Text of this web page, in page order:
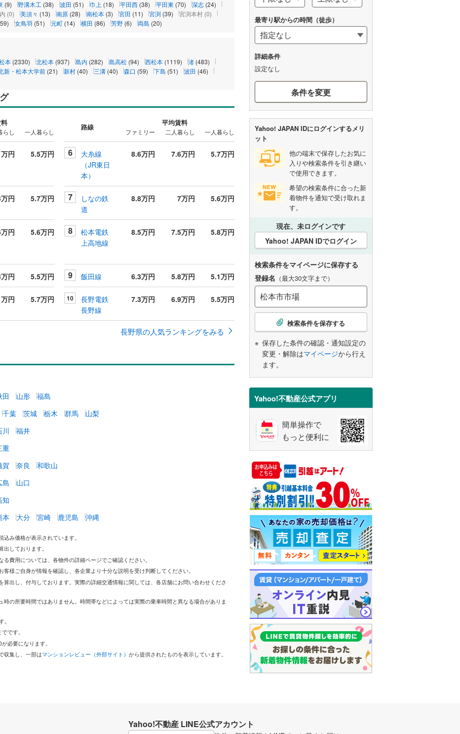
(9) 野溝木工 (38) 波田 (51) 巾上 (18) 平田西 (38) 平田東 (70) 深志 (24)
(0) 美須々 (13) 南原 (28) 南松本 (3) 宮田 (11) 宮渕 (39) 宮渕本村 (0)
女鳥羽 (51) 元町 (14) 横田 (86) 芳野 (6) 両島 (20)
本 (2330) 北松本 (937) 島内 (282) 島高松 (94) 西松本 (1119) 渚 (483)
新・松本大学前 (21) 新村 (40) 三溝 (40) 森口 (59) 下島 (51) 波田 (46)
らし 一人暮らし
路線 平均賃料
ファミリー 二人暮らし 一人暮らし
円 5.5万円
円 5.7万円
円 5.6万円
円 5.5万円
円 5.7万円
6
大糸線
（JR東日
本）
8.6万円 7.6万円 5.7万円
7
しなの鉄
道
8.8万円 7万円 5.6万円
8
松本電鉄
上高地線
8.5万円 7.5万円 5.8万円
9 飯田線 6.3万円 5.8万円 5.1万円
10
長野電鉄
長野線
7.3万円 6.9万円 5.5万円
長野県の人気ランキングをみる
田 山形 福島
千葉 茨城 栃木 群馬 山梨
川 福井
重
賀 奈良 和歌山
島 山口
知
本 大分 宮崎 鹿児島 沖縄
み価格が表示されています。
しております。
費用については、各物件の詳細ページでご確認ください。
様ご自身が情報を確認し、各企業より十分な説明を受け判断してください。
出し、付与しております。実際の詳細交通情報に関しては、各店舗にお問い合わせくださ
の所要時間ではありません。時間帯などによっては実際の乗車時間と異なる場合がありま
です。
必要になります。
収集し、一部はマンションレビュー（外部サイト） から提供されたものを表示しています。
最寄り駅からの時間（徒歩）
詳細条件
設定なし
条件を変更
Yahoo! JAPAN IDにログインするメリ
ット
他の端末で保存したお気に
入りや検索条件を引き継い
で使用できます。
希望の検索条件に合った新
着物件を通知で受け取れま
す。
現在、未ログインです
Yahoo! JAPAN IDでログイン
検索条件をマイページに保存する
登録名 （最大30文字まで）
の
検
通
受
け
取
る
・
条
件
を
マ
イ
ペ
ー
ジ
に
保
す
る
検索条件を保存する
保存した条件の確認・通知設定の
変更・解除はマイページから行え
ます。
Yahoo!不動産公式アプリ
簡単操作で
もっと便利に
Yahoo!不動産 LINE公式アカウント